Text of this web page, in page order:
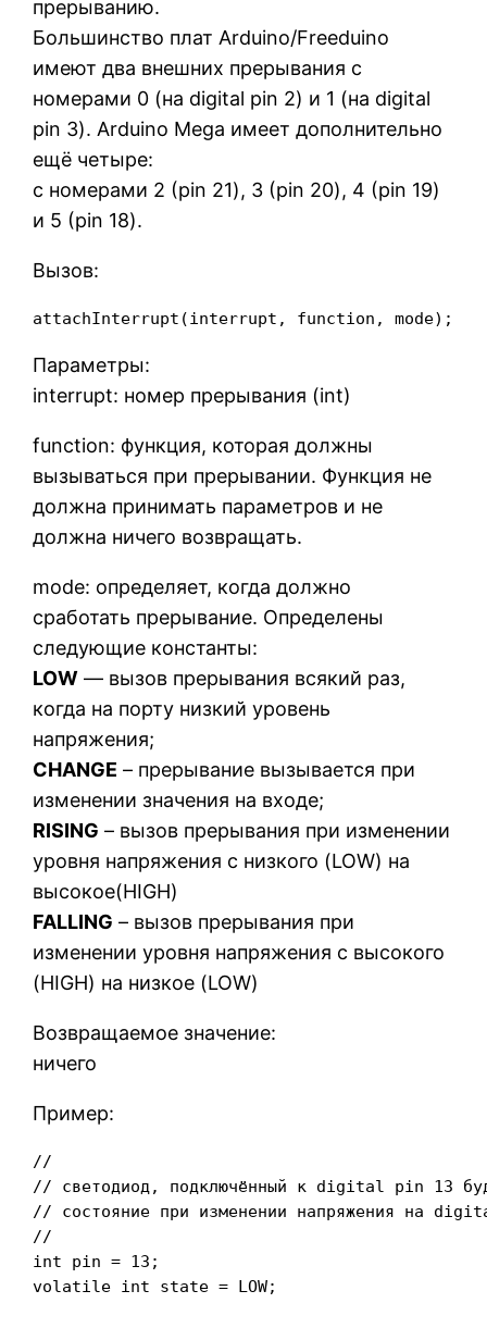
прерыванию.
Большинство плат Arduino/Freeduino
имеют два внешних прерывания с
номерами 0 (на digital pin 2) и 1 (на digital
pin 3). Arduino Mega имеет дополнительно
ещё четыре:
с номерами 2 (pin 21), 3 (pin 20), 4 (pin 19)
и 5 (pin 18).
Вызов:
attachInterrupt(interrupt, function, mode);
Параметры:
interrupt: номер прерывания (int)
function: функция, которая должны
вызываться при прерывании. Функция не
должна принимать параметров и не
должна ничего возвращать.
mode: определяет, когда должно
сработать прерывание. Определены
следующие константы:
LOW — вызов прерывания всякий раз,
когда на порту низкий уровень
напряжения;
CHANGE – прерывание вызывается при
изменении значения на входе;
RISING – вызов прерывания при изменении
уровня напряжения с низкого (LOW) на
высокое(HIGH)
FALLING – вызов прерывания при
изменении уровня напряжения с высокого
(HIGH) на низкое (LOW)
Возвращаемое значение:
ничего
Пример:
//
// светодиод, подключённый к digital pin 13
// состояние при изменении напряжения на
//
int pin = 13;
volatile int state = LOW;